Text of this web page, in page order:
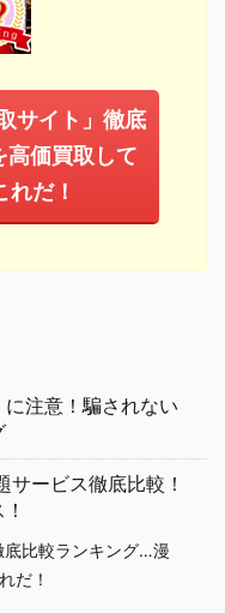
サイト」徹底
高価買取して
れだ！
に注意！騙されない
サービス徹底比較！
底比較ランキング…漫
だ！